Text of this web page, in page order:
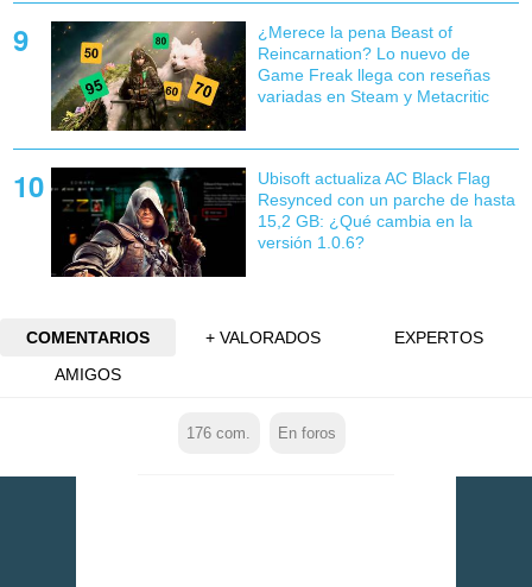
¿Merece la pena Beast of
Reincarnation? Lo nuevo de
Game Freak llega con reseñas
variadas en Steam y Metacritic
Ubisoft actualiza AC Black Flag
Resynced con un parche de hasta
15,2 GB: ¿Qué cambia en la
versión 1.0.6?
COMENTARIOS + VALORADOS
EXPERTOS
AMIGOS
176 com. En foros